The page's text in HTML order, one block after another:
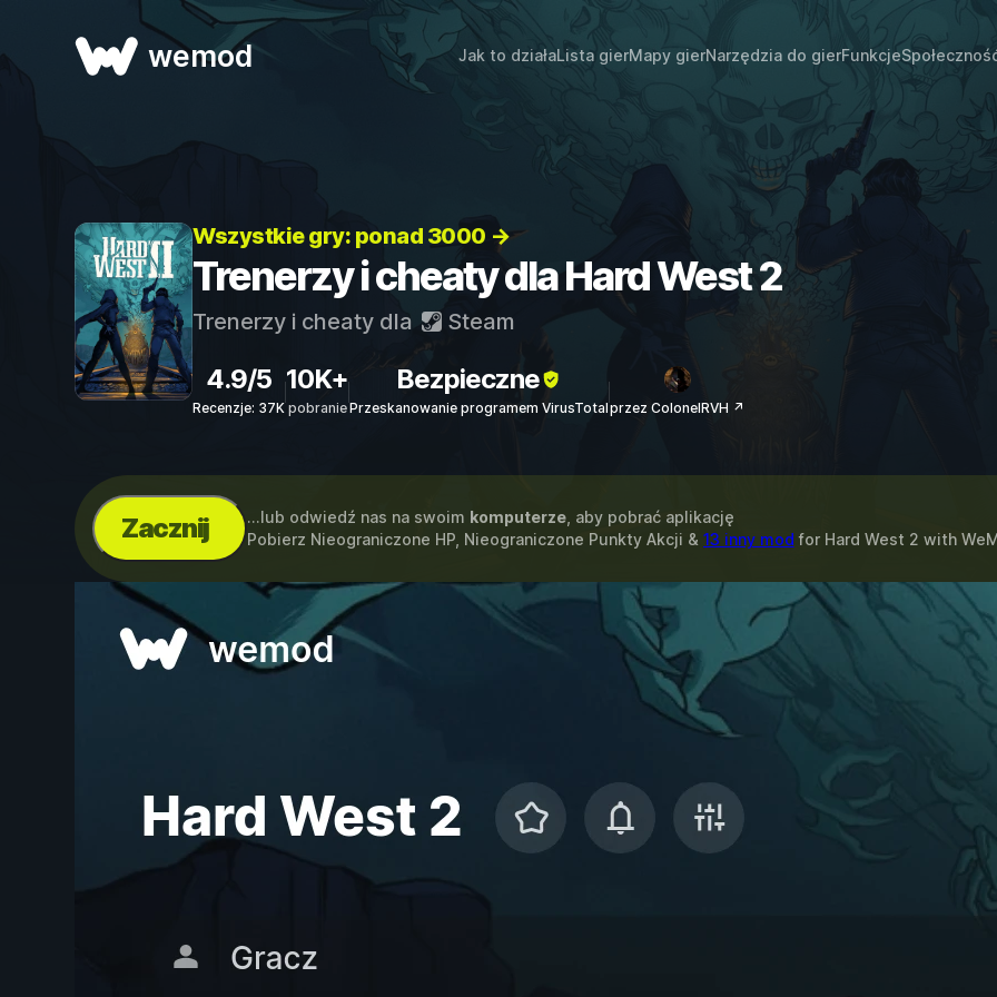
wemod Jak to działaLista gierMapy gierNarzędzia do gierFunkcje
Wszystkie gry: ponad 3000 →
Trenerzy i cheaty dla Hard West 2
Trenerzy i cheaty dla Steam
4.9/5
Recenzje: 37K
10K+
pobranie
Bezpieczne
Przeskanowanie programem VirusTotalprzez ColonelRVH ↗
Zacznij ...lub odwiedź nas na swoim komputerze, aby pobrać aplikację
Pobierz Nieograniczone HP, Nieograniczone Punkty Akcji & 13 inny mod for Hard West 2 with